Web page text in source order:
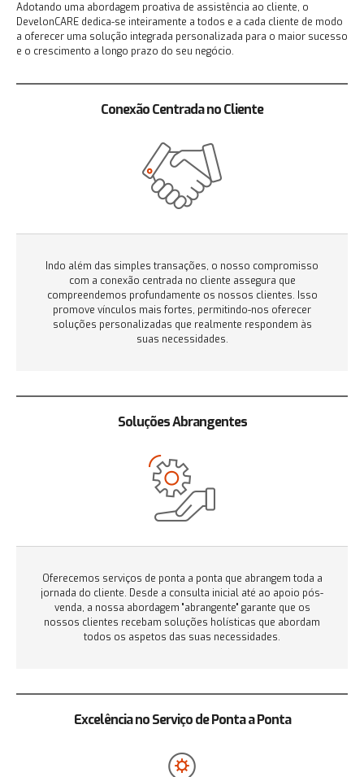
Adotando uma abordagem proativa de assistência ao cliente, o
DevelonCARE dedica-se inteiramente a todos e a cada cliente de modo
a oferecer uma solução integrada personalizada para o maior sucesso
e o crescimento a longo prazo do seu negócio.
Conexão Centrada no Cliente
Indo além das simples transações, o nosso compromisso
com a conexão centrada no cliente assegura que
compreendemos profundamente os nossos clientes. Isso
promove vínculos mais fortes, permitindo-nos oferecer
soluções personalizadas que realmente respondem às
suas necessidades.
Soluções Abrangentes
Oferecemos serviços de ponta a ponta que abrangem toda a
jornada do cliente. Desde a consulta inicial até ao apoio pós-
venda, a nossa abordagem "abrangente" garante que os
nossos clientes recebam soluções holísticas que abordam
todos os aspetos das suas necessidades.
Excelência no Serviço de Ponta a Ponta